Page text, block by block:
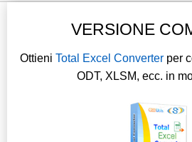
VERSIONE
Ottieni Total Excel Converter per
ODT, XLSM, ecc. in